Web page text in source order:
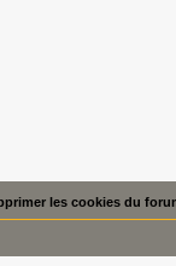
les cookies du